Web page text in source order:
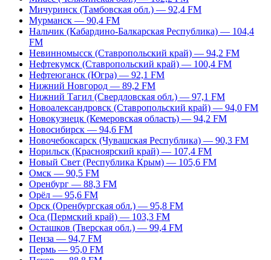
Мичуринск (Тамбовская обл.) — 92,4 FM
Мурманск — 90,4 FM
Нальчик (Кабардино-Балкарская Республика) — 104,4
FM
Невинномысск (Ставропольский край) — 94,2 FM
Нефтекумск (Ставропольский край) — 100,4 FM
Нефтеюганск (Югра) — 92,1 FM
Нижний Новгород — 89,2 FM
Нижний Тагил (Свердловская обл.) — 97,1 FM
Новоалександровск (Ставропольский край) — 94,0 FM
Новокузнецк (Кемеровская область) — 94,2 FM
Новосибирск — 94,6 FM
Новочебоксарск (Чувашская Республика) — 90,3 FM
Норильск (Красноярский край) — 107,4 FM
Новый Свет (Республика Крым) — 105,6 FM
Омск — 90,5 FM
Оренбург — 88,3 FM
Орёл — 95,6 FM
Орск (Оренбургская обл.) — 95,8 FM
Оса (Пермский край) — 103,3 FM
Осташков (Тверская обл.) — 99,4 FM
Пенза — 94,7 FM
Пермь — 95,0 FM